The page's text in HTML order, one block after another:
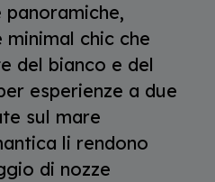
chic che
del bianco e del
esperienze a due
sul mare
li rendono
di nozze